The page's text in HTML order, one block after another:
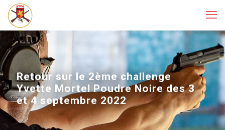
Retour sur le 2ème challenge
Yvette Mortel Poudre Noire des 3
et 4 septembre 2022